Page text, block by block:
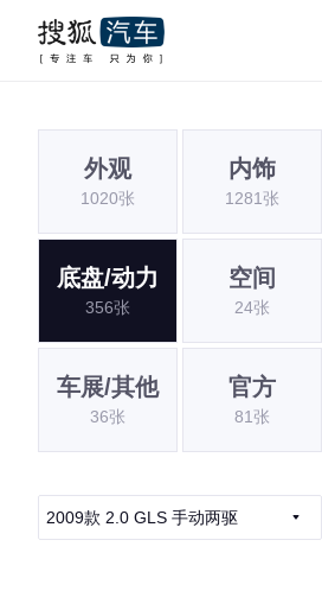
外观
1020张
内饰
1281张
底盘/动力
356张
空间
24张
车展/其他
36张
官方
81张
2009款 2.0 GLS 手动两驱